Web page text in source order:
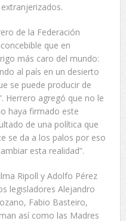
de la Federación
que en
más caro del mundo:
al país en un desierto
se puede producir de
Herrero agregó que no le
haya firmado este
de una política que
se da a los palos por eso
esta realidad”.
Ripoll y Adolfo Pérez
legisladores Alejandro
Fabio Basteiro,
así como las Madres